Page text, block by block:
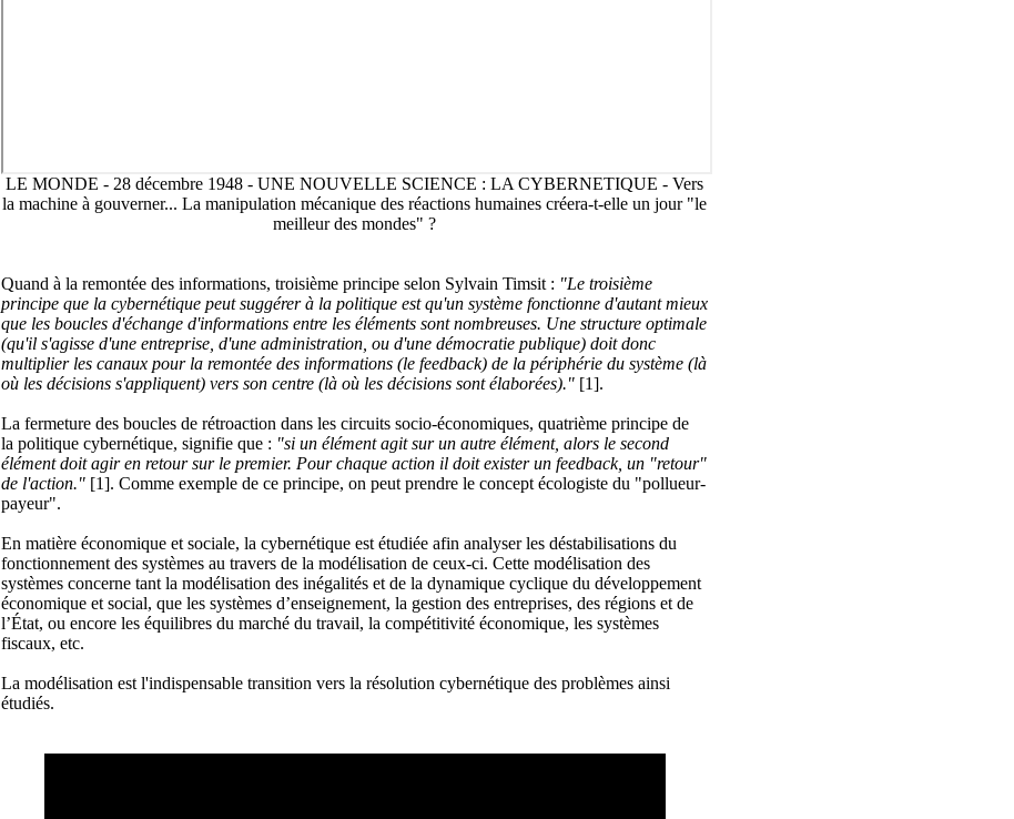
LE MONDE - 28 décembre 1948 - UNE NOUVELLE SCIENCE : LA CYBERNETIQUE - Vers
la machine à gouverner... La manipulation mécanique des réactions humaines créera-t-elle un jour "le
meilleur des mondes" ?
Quand à la remontée des informations, troisième principe selon Sylvain Timsit : "Le troisième
principe que la cybernétique peut suggérer à la politique est qu'un système fonctionne d'autant mieux
que les boucles d'échange d'informations entre les éléments sont nombreuses. Une structure optimale
(qu'il s'agisse d'une entreprise, d'une administration, ou d'une démocratie publique) doit donc
multiplier les canaux pour la remontée des informations (le feedback) de la périphérie du système (là
où les décisions s'appliquent) vers son centre (là où les décisions sont élaborées)." [1].
La fermeture des boucles de rétroaction dans les circuits socio-économiques, quatrième principe de
la politique cybernétique, signifie que : "si un élément agit sur un autre élément, alors le second
élément doit agir en retour sur le premier. Pour chaque action il doit exister un feedback, un "retour"
de l'action." [1]. Comme exemple de ce principe, on peut prendre le concept écologiste du "pollueur-
payeur".
En matière économique et sociale, la cybernétique est étudiée afin analyser les déstabilisations du
fonctionnement des systèmes au travers de la modélisation de ceux-ci. Cette modélisation des
systèmes concerne tant la modélisation des inégalités et de la dynamique cyclique du développement
économique et social, que les systèmes d’enseignement, la gestion des entreprises, des régions et de
l’État, ou encore les équilibres du marché du travail, la compétitivité économique, les systèmes
fiscaux, etc.
La modélisation est l'indispensable transition vers la résolution cybernétique des problèmes ainsi
étudiés.